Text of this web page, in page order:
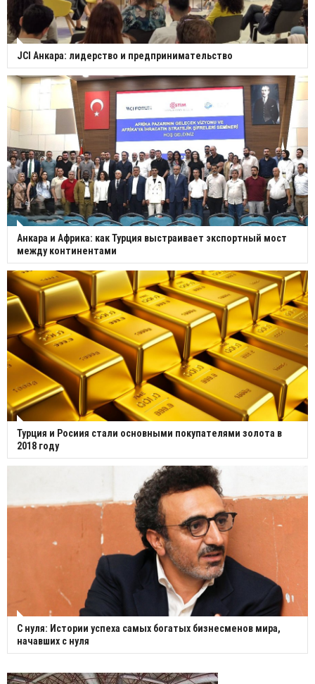
JCI Анкара: лидерство и предпринимательство
Анкара и Африка: как Турция выстраивает экспортный мост
между континентами
Турция и Росиия стали основными покупателями золота в
2018 году
С нуля: Истории успеха самых богатых бизнесменов мира,
начавших с нуля